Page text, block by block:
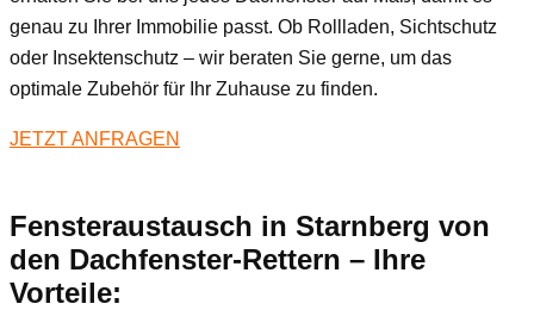
genau zu Ihrer Immobilie passt. Ob Rollladen, Sichtschutz
oder Insektenschutz – wir beraten Sie gerne, um das
optimale Zubehör für Ihr Zuhause zu finden.
JETZT ANFRAGEN
Fensteraustausch in Starnberg von
den Dachfenster-Rettern – Ihre
Vorteile: